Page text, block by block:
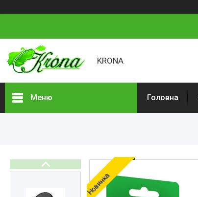
KRONA
Меню Головна
Новинка